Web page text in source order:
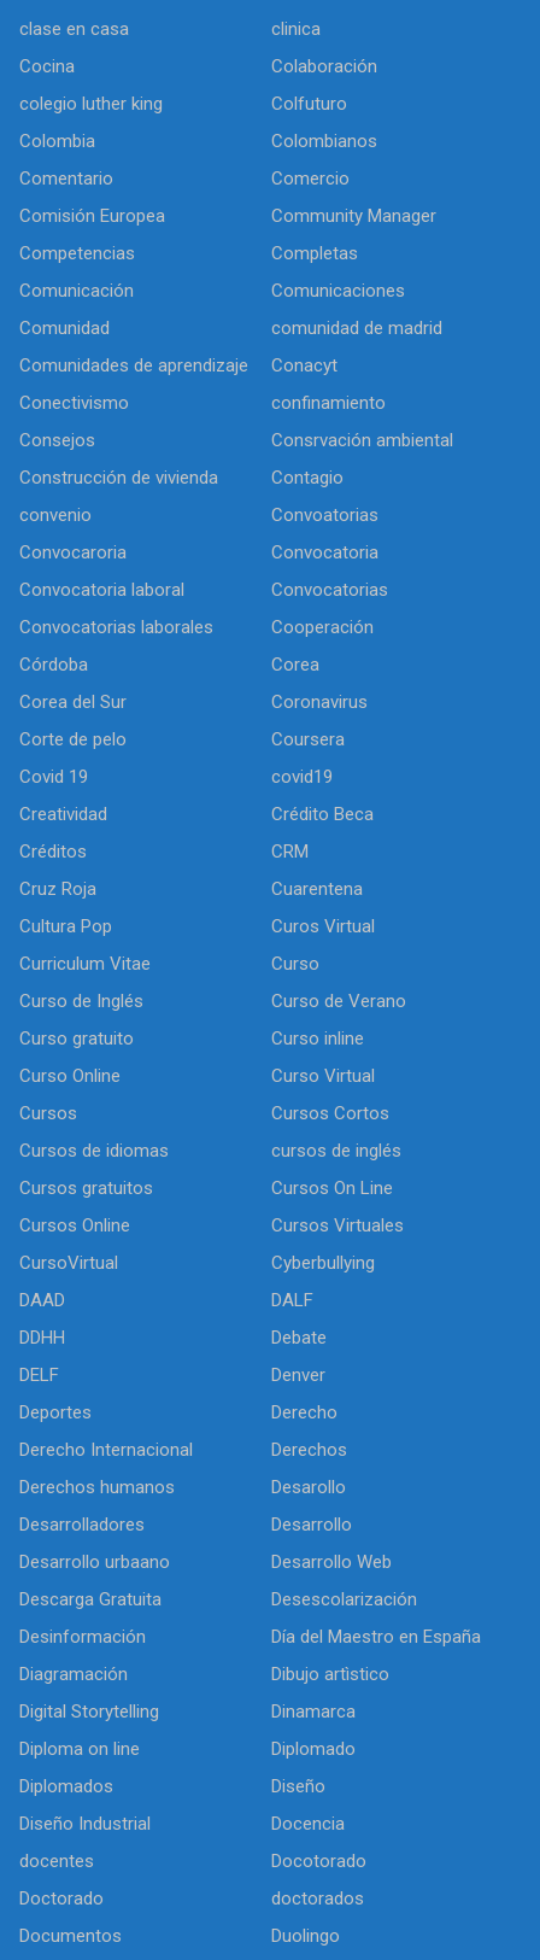
clase en casa
clinica
Cocina
Colaboración
colegio luther king
Colfuturo
Colombia
Colombianos
Comentario
Comercio
Comisión Europea
Community Manager
Competencias
Completas
Comunicación
Comunicaciones
Comunidad
comunidad de madrid
Comunidades de aprendizaje
Conacyt
Conectivismo
confinamiento
Consejos
Consrvación ambiental
Construcción de vivienda
Contagio
convenio
Convoatorias
Convocaroria
Convocatoria
Convocatoria laboral
Convocatorias
Convocatorias laborales
Cooperación
Córdoba
Corea
Corea del Sur
Coronavirus
Corte de pelo
Coursera
Covid 19
covid19
Creatividad
Crédito Beca
Créditos
CRM
Cruz Roja
Cuarentena
Cultura Pop
Curos Virtual
Curriculum Vitae
Curso
Curso de Inglés
Curso de Verano
Curso gratuito
Curso inline
Curso Online
Curso Virtual
Cursos
Cursos Cortos
Cursos de idiomas
cursos de inglés
Cursos gratuitos
Cursos On Line
Cursos Online
Cursos Virtuales
CursoVirtual
Cyberbullying
DAAD
DALF
DDHH
Debate
DELF
Denver
Deportes
Derecho
Derecho Internacional
Derechos
Derechos humanos
Desarollo
Desarrolladores
Desarrollo
Desarrollo urbaano
Desarrollo Web
Descarga Gratuita
Desescolarización
Desinformación
Día del Maestro en España
Diagramación
Dibujo artìstico
Digital Storytelling
Dinamarca
Diploma on line
Diplomado
Diplomados
Diseño
Diseño Industrial
Docencia
docentes
Docotorado
Doctorado
doctorados
Documentos
Duolingo